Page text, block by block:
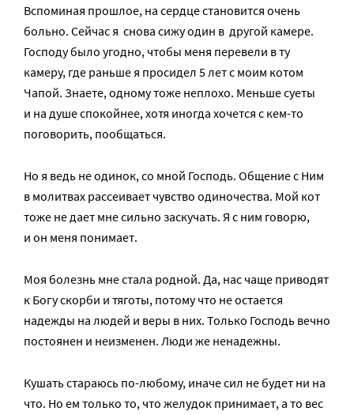
Вспоминая прошлое, на сердце становится очень
больно. Сейчас я снова сижу один в другой камере.
Господу было угодно, чтобы меня перевели в ту
камеру, где раньше я просидел 5 лет с моим котом
Чапой. Знаете, одному тоже неплохо. Меньше суеты
и на душе спокойнее, хотя иногда хочется с кем-то
поговорить, пообщаться.
Но я ведь не одинок, со мной Господь. Общение с Ним
в молитвах рассеивает чувство одиночества. Мой кот
тоже не дает мне сильно заскучать. Я с ним говорю,
и он меня понимает.
Моя болезнь мне стала родной. Да, нас чаще приводят
к Богу скорби и тяготы, потому что не остается
надежды на людей и веры в них. Только Господь вечно
постоянен и неизменен. Люди же ненадежны.
Кушать стараюсь по-любому, иначе сил не будет ни на
что. Но ем только то, что желудок принимает, а то вес